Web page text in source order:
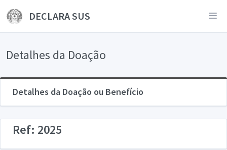
DECLARA SUS
Detalhes da Doação
Detalhes da Doação ou Benefício
Ref: 2025